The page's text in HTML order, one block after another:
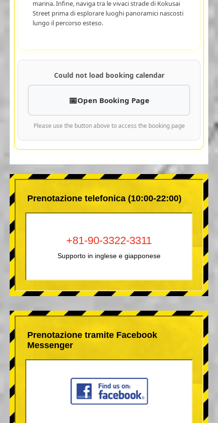
marina. Infine, naviga tra le vivaci strade di Kokusai
Street prima di esplorare luoghi panoramici nascosti
lungo il percorso esteso.
Could not load booking calendar
Open Booking Page
Please use the button above to access the booking page
Prenotazione telefonica (10:00-22:00)
+81-90-3322-3311
Supporto in inglese e giapponese
Prenotazione tramite Facebook
Messenger